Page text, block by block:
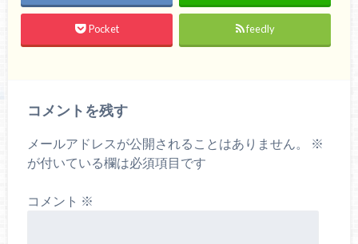
Pocket feedly
コメントを残す
メールアドレスが公開されることはありません。
※
が付いている欄は必須項目です
コメント ※